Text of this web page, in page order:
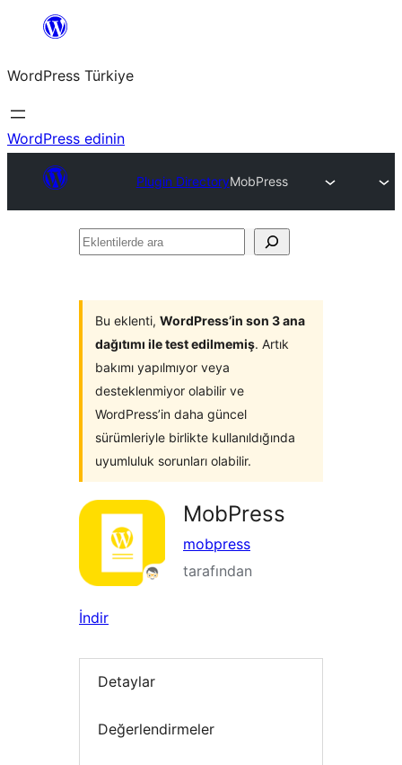
İçeriğe
WordPress Türkiye
WordPress edinin
Plugin DirectoryMobPress
Eklentilerde
Bu eklenti, WordPress’in son 3 ana
dağıtımı ile test edilmemiş. Artık
bakımı yapılmıyor veya
desteklenmiyor olabilir ve
WordPress’in daha güncel
sürümleriyle birlikte kullanıldığında
uyumluluk sorunları olabilir.
MobPress
mobpress
tarafından
İndir
Detaylar
Değerlendirmeler